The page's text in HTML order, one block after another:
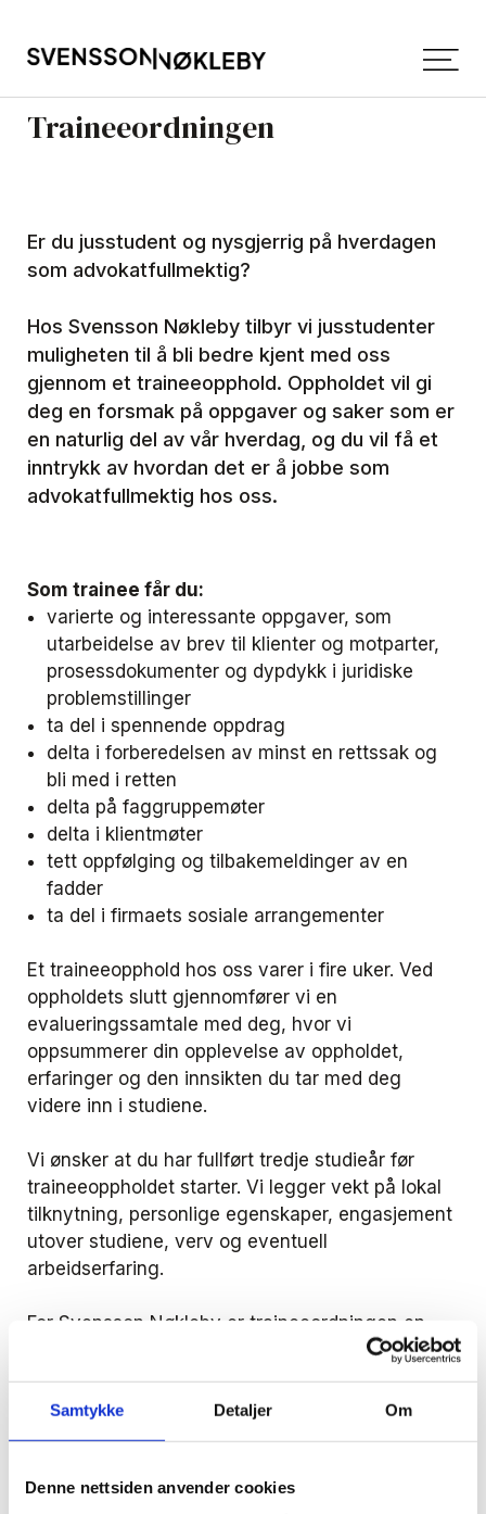
Samtykke Detaljer Om
Denne nettsiden anvender cookies
Traineeordningen
Er du jusstudent og nysgjerrig på hverdagen
som advokatfullmektig?
Hos Svensson Nøkleby tilbyr vi jusstudenter
muligheten til å bli bedre kjent med oss
gjennom et traineeopphold. Oppholdet vil gi
deg en forsmak på oppgaver og saker som er
en naturlig del av vår hverdag, og du vil få et
inntrykk av hvordan det er å jobbe som
advokatfullmektig hos oss.
Som trainee får du:
varierte og interessante oppgaver, som
utarbeidelse av brev til klienter og motparter,
prosessdokumenter og dypdykk i juridiske
problemstillinger
ta del i spennende oppdrag
delta i forberedelsen av minst en rettssak og
bli med i retten
delta på faggruppemøter
delta i klientmøter
tett oppfølging og tilbakemeldinger av en
fadder
ta del i firmaets sosiale arrangementer
Et traineeopphold hos oss varer i fire uker. Ved
oppholdets slutt gjennomfører vi en
evalueringssamtale med deg, hvor vi
oppsummerer din opplevelse av oppholdet,
erfaringer og den innsikten du tar med deg
videre inn i studiene.
Vi ønsker at du har fullført tredje studieår før
traineeoppholdet starter. Vi legger vekt på lokal
tilknytning, personlige egenskaper, engasjement
utover studiene, verv og eventuell
arbeidserfaring.
For Svensson Nøkleby er traineeordningen en
viktig rekrutteringskanal, og en rekke av våre
ansatte begynte sin karriere hos oss som trainee.
Vi setter stor pris på muligheten ordningen gir
invitert med på alle sosiale aktiviteter.